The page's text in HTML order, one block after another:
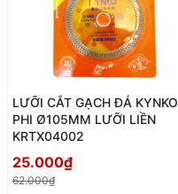
Đường kính:105mm
8 răng
Độ dày:1.8mm
Đường kính lỗ:20mm
LƯỠI CẮT GẠCH ĐÁ KYNKO
PHI Ø105MM LƯỠI LIỀN
KRTX04002
25.000₫
62.000₫